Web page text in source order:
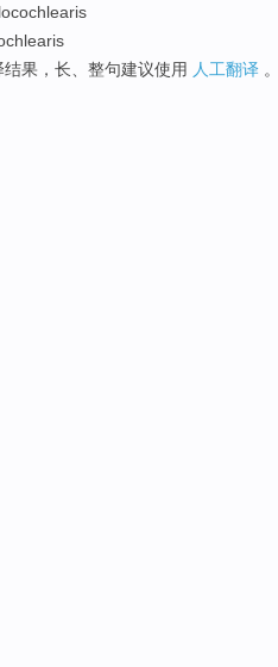
果，长、整句建议使用 人工翻译